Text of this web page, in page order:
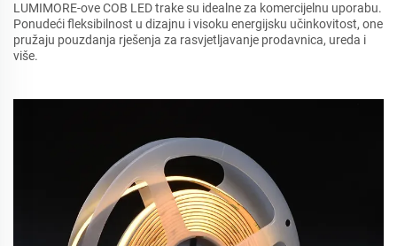
LUMIMORE-ove COB LED trake su idealne za komercijelnu uporabu.
Ponudeći fleksibilnost u dizajnu i visoku energijsku učinkovitost, one
pružaju pouzdanja rješenja za rasvjetljavanje prodavnica, ureda i
više.